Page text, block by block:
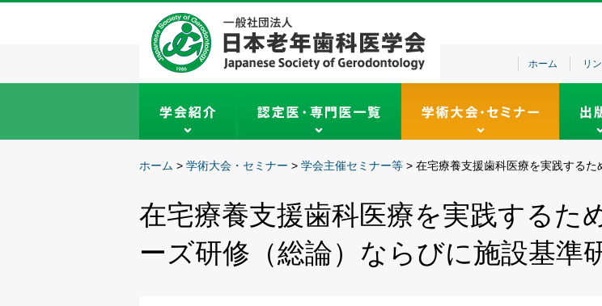
ホーム リ
ホーム > 学術大会・セミナー > 学会主催セミナー等 > 在宅療養支援歯科医療を実践する
在宅療養支援歯科医療を実践するた
ーズ研修（総論）ならびに施設基準